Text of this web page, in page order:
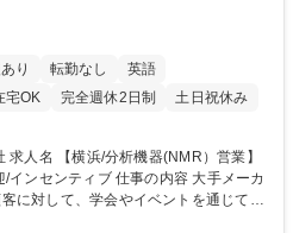
り 転勤なし
英語
宅OK 完全週休2日制 土日祝休み
】
仕事の内容 大手メーカ
に対して、学会やイベントを通じて関
業務全般と、国内の保守契約並びに